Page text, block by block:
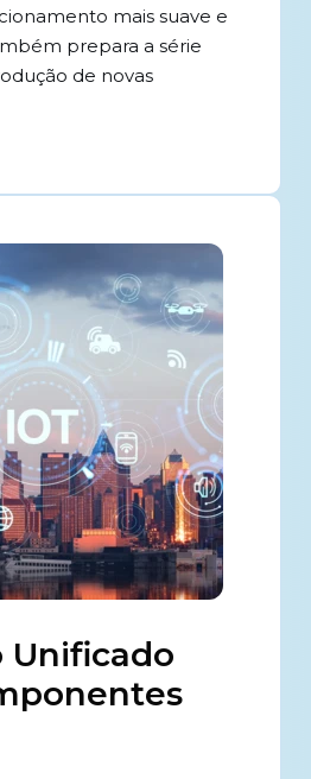
mais suave e
prepara a série
de novas
Unificado